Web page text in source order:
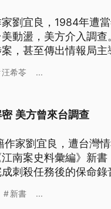
劉宜良，1984年遭
動盪，美方介入調
，甚至傳出情報局
案事件拼圖，希望能
汪希苓 ...
密 美方曾來台調查
家劉宜良，遭台灣
南案史料彙編》新
刺殺任務後的保命
詳述從1973年5月開
新書 ...